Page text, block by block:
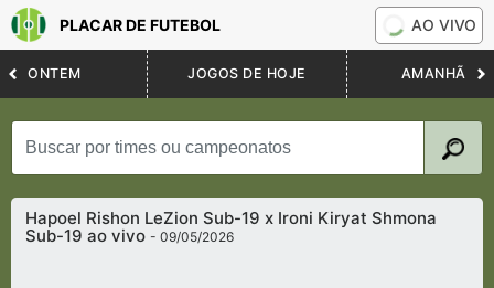
PLACAR DE FUTEBOL AO VIVO
ONTEM JOGOS DE HOJE AMANHÃ
Hapoel Rishon LeZion Sub-19 x Ironi Kiryat Shmona
Sub-19 ao vivo- 09/05/2026